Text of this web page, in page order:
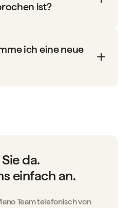
ist?
ich eine neue
da.
einfach an.
Team telefonisch von